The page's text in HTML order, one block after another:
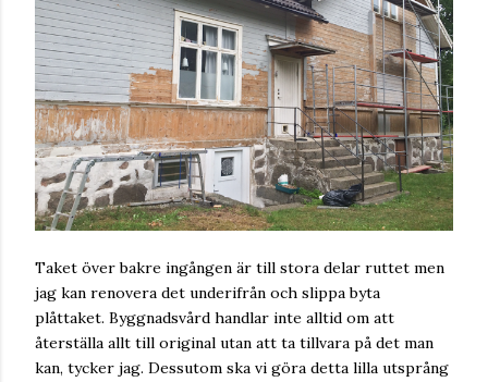
Taket över bakre ingången är till stora delar ruttet men
jag kan renovera det underifrån och slippa byta
plåttaket. Byggnadsvård handlar inte alltid om att
återställa allt till original utan att ta tillvara på det man
kan, tycker jag. Dessutom ska vi göra detta lilla utsprång